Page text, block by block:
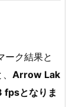
ク結果と
Arrow Lak
fpsとなりま